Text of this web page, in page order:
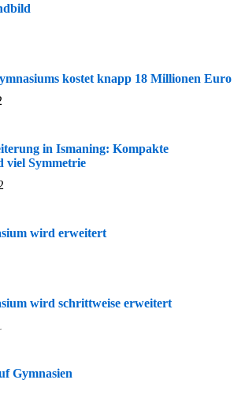
kostet knapp 18 Millionen Euro
in Ismaning: Kompakte
viel Symmetrie
wird erweitert
wird schrittweise erweitert
Gymnasien